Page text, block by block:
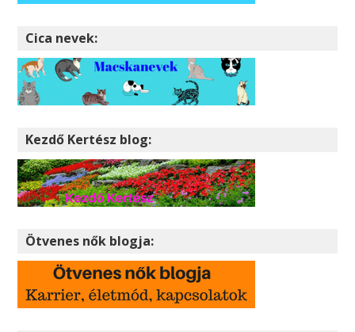
Cica nevek:
Kezdő Kertész blog:
Ötvenes nők blogja: